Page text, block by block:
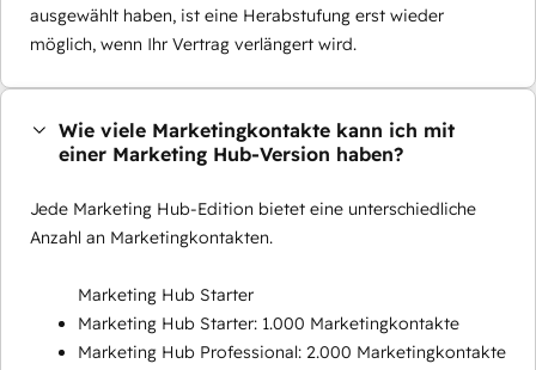
ausgewählt haben, ist eine Herabstufung erst wieder
möglich, wenn Ihr Vertrag verlängert wird.
Wie viele Marketingkontakte kann ich mit
einer Marketing Hub-Version haben?
Jede Marketing Hub-Edition bietet eine unterschiedliche
Anzahl an Marketingkontakten.
Marketing Hub Starter
Marketing Hub Starter: 1.000 Marketingkontakte
Marketing Hub Professional: 2.000 Marketingkontakte